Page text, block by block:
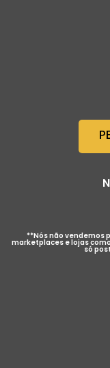
**Nós não vendemos
marketplaces e lojas
só